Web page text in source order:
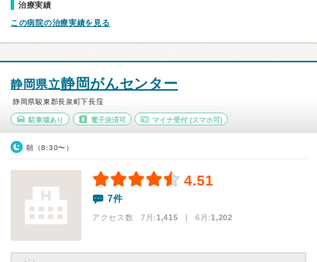
治療実績
この病院の治療実績を見る
静岡県立静岡がんセンター
静岡県駿東郡長泉町下長窪
駐車場あり 電子決済可 マイナ受付 (スマホ可)
朝（8:30〜）
4.51
7件
アクセス数 7月:1,415 | 6月:1,202